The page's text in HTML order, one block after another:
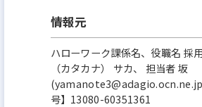
情報元
ハローワーク課係名、役職名 採
（カタカナ） サカ、 担当者 坂
号】13080-60351361